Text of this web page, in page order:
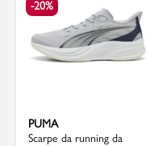
-20%
PUMA
Scarpe da running da